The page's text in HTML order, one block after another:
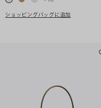
ショッピングバッグに追加